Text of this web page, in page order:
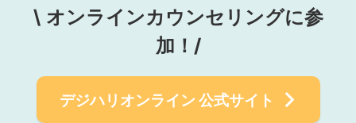
\ オンラインカウンセリングに参
加！/
デジハリオンライン 公式サイト